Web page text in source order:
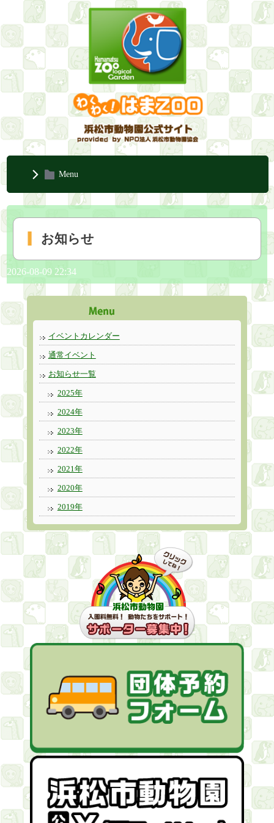
Menu
お知らせ
2026-08-09 22:34
イベントカレンダー
通常イベント
お知らせ一覧
2025年
2024年
2023年
2022年
2021年
2020年
2019年